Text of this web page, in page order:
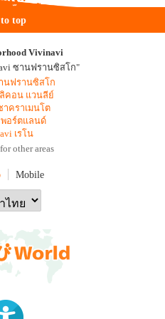
top
Vivinavi
ซานฟรานซิสโก"
นฟรานซิสโก
คอน แวนลีย์
าคราเมนโต
อร์ตแลนด์
เรโน
other areas
Mobile